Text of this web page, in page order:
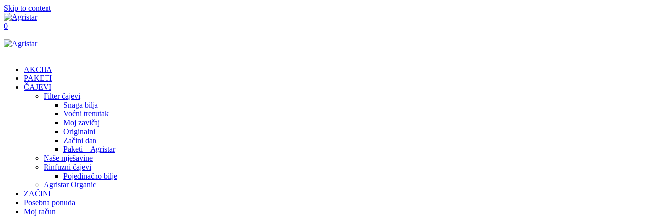
Skip to content
0
AKCIJA
PAKETI
ČAJEVI
Filter čajevi
Snaga bilja
Voćni trenutak
Moj zavičaj
Originalni
Začini dan
Paketi – Agristar
Naše mješavine
Rinfuzni čajevi
Pojedinačno bilje
Agristar Organic
ZAČINI
Posebna ponuda
Moj račun